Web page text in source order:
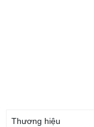
Thương hiệu